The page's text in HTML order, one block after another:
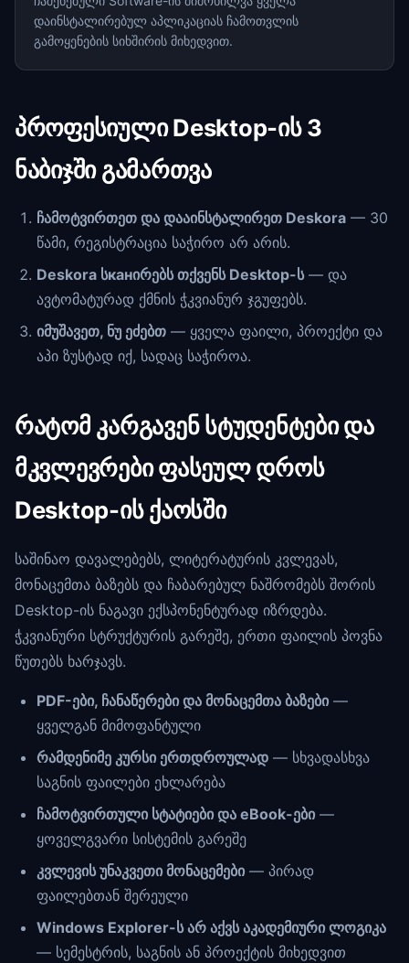
დაინსტალირებულ აპლიკაციას ჩამოთვლის
გამოყენების სიხშირის მიხედვით.
პროფესიული Desktop-ის 3
ნაბიჯში გამართვა
ჩამოტვირთეთ და დააინსტალირეთ Deskora — 30
წამი, რეგისტრაცია საჭირო არ არის.
Deskora სканირებს თქვენს Desktop-ს— და
ავტომატურად ქმნის ჭკვიანურ ჯგუფებს.
იმუშავეთ, ნუ ეძებთ — ყველა ფაილი, პროექტი და
აპი ზუსტად იქ, სადაც საჭიროა.
რატომ კარგავენ სტუდენტები და
მკვლევრები ფასეულ დროს
Desktop-ის ქაოსში
საშინაო დავალებებს, ლიტერატურის კვლევას,
მონაცემთა ბაზებს და ჩაბარებულ ნაშრომებს შორის
Desktop-ის ნაგავი ექსპონენტურად იზრდება.
ჭკვიანური სტრუქტურის გარეშე, ერთი ფაილის პოვნა
წუთებს ხარჯავს.
PDF-ები, ჩანაწერები და მონაცემთა ბაზები —
ყველგან მიმოფანტული
რამდენიმე კურსი ერთდროულად — სხვადასხვა
საგნის ფაილები ეხლარება
ჩამოტვირთული სტატიები და eBook-ები —
ყოველგვარი სისტემის გარეშე
კვლევის უნაკვეთი მონაცემები — პირად
ფაილებთან შერეული
Windows Explorer-ს არ აქვს აკადემიური ლოგიკა
— სემესტრის, საგნის ან პროექტის მიხედვით